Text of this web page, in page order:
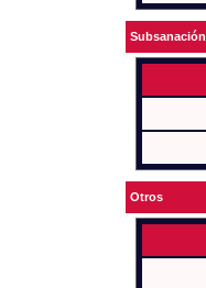
Subsanación
Otros